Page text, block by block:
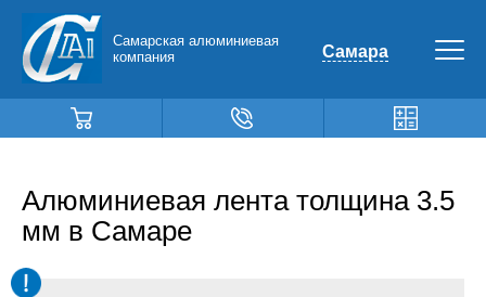
Самарская алюминиевая
компания
Самара
Алюминиевая лента толщина 3.5
мм в Самаре